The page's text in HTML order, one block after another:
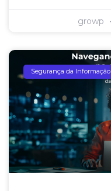
growp
Segurança da Informação